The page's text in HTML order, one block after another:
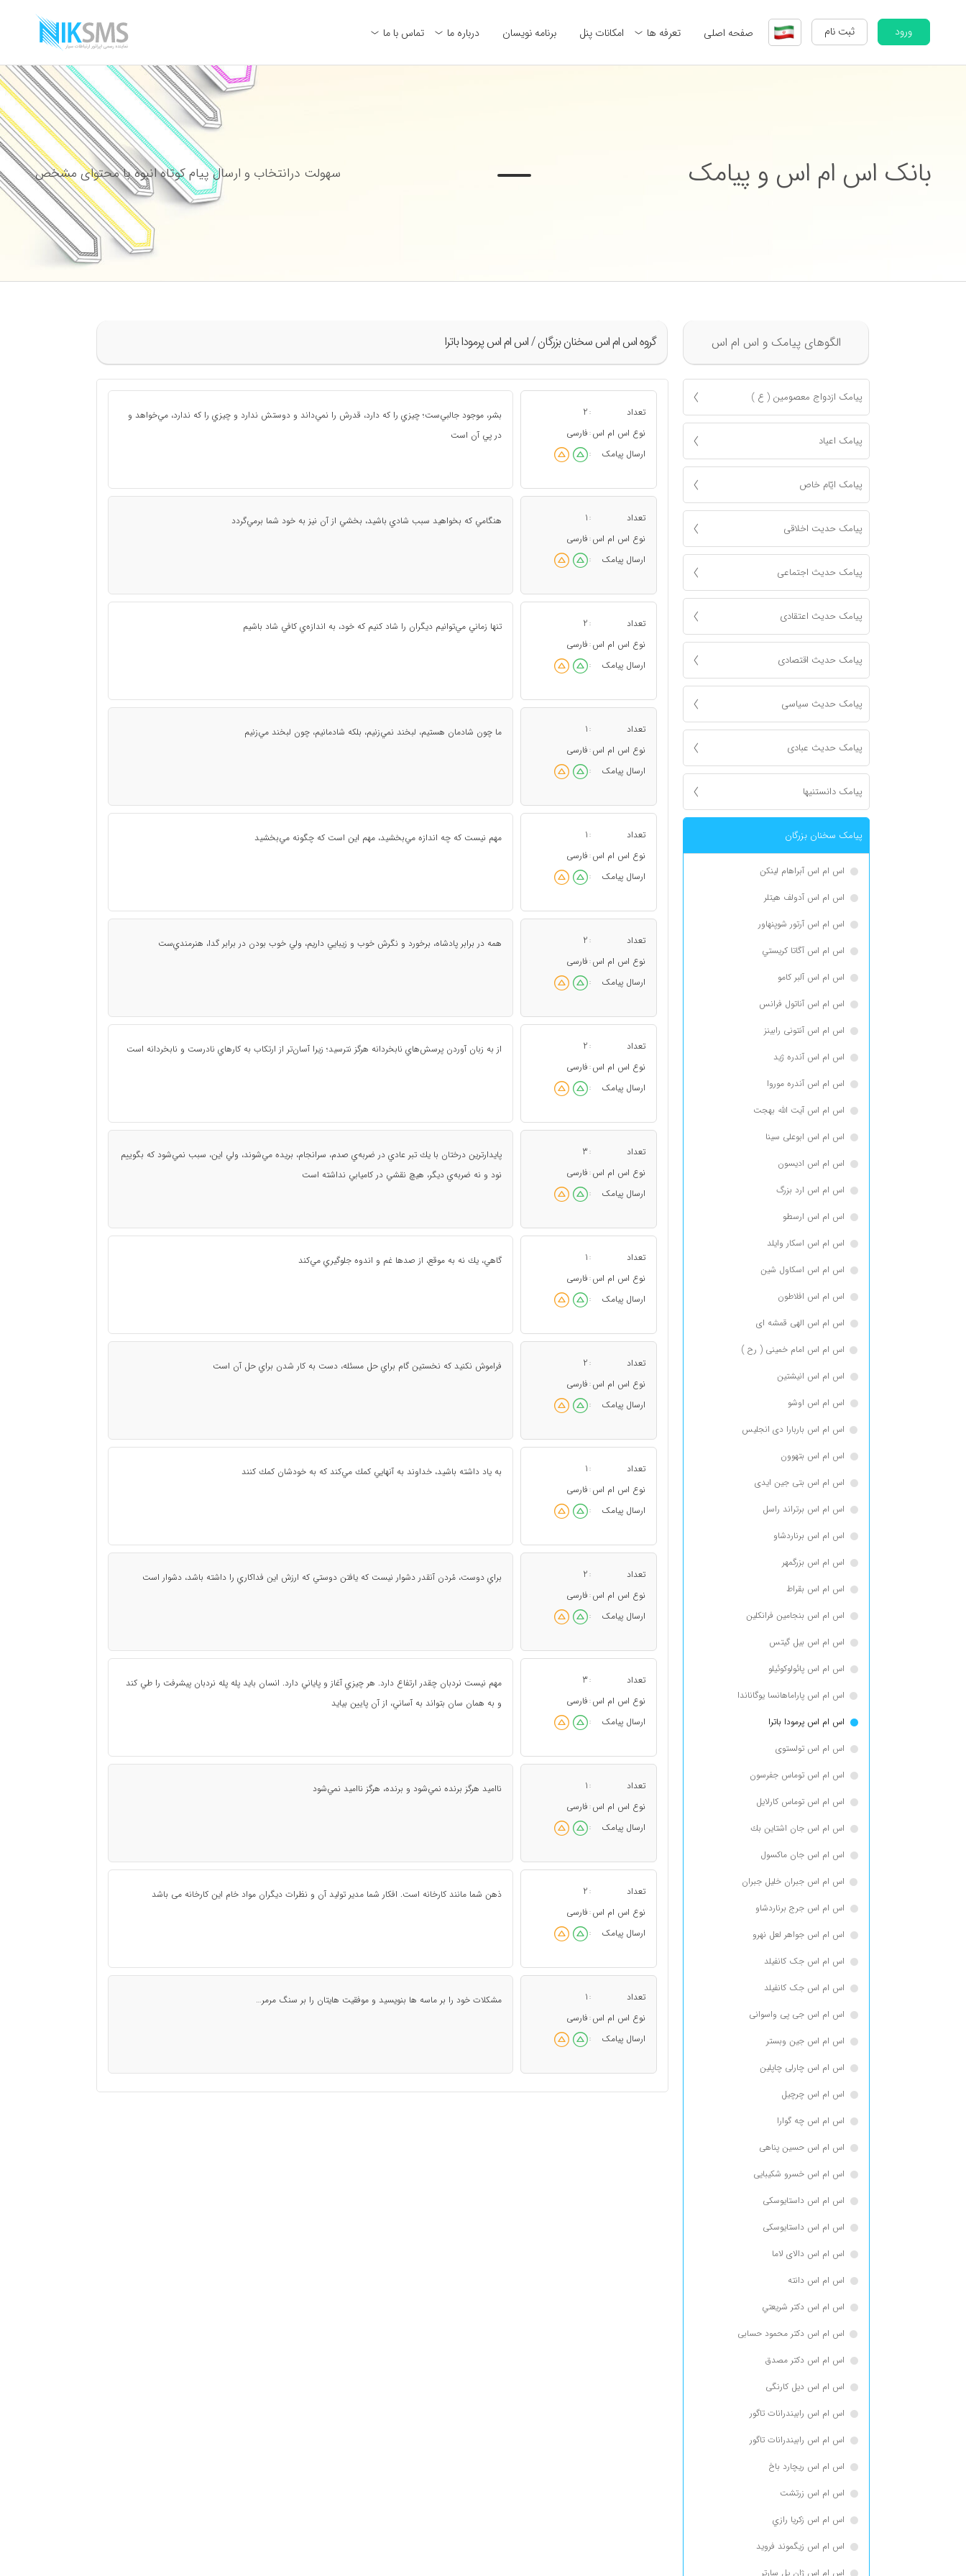
ورود ثبت نام صفحه اصلی تعرفه ها امکانات پنل برنامه نویسان درباره ما تماس با ما
بانک اس ام اس و پیامک سهولت درانتخاب و ارسال پیام کوتاه انبوه با محتوای مشخص
الگوهای پیامک و اس ام اس
پیامک ازدواج معصومين ( ع )
پیامک اعياد
پیامک ايّام خاص
پیامک حدیت اخلاقی
پیامک حدیث اجتماعی
پیامک حدیث اعتقادی
پیامک حدیث اقتصادی
پیامک حدیث سیاسی
پیامک حدیث عبادی
پیامک دانستنیها
پیامک سخنان بزرگان
اس ام اس آبراهام لینکن
اس ام اس آدولف هیتلر
اس ام اس آرتور شوپنهاور
اس ام اس آگاتا كريستي
اس ام اس آلبر کامو
اس ام اس آناتول فرانس
اس ام اس آنتونی رابینز
اس ام اس آندره ژید
اس ام اس آندره موروا
اس ام اس آیت الله بهجت
اس ام اس ابوعلی سینا
اس ام اس ادیسون
اس ام اس ارد بزرگ
اس ام اس ارسطو
اس ام اس اسكار وايلد
اس ام اس اسکاول شین
اس ام اس افلاطون
اس ام اس الهی قمشه ای
اس ام اس امام خمینی ( رح )
اس ام اس انيشتين
اس ام اس اوشو
اس ام اس باربارا دی انجلیس
اس ام اس بتهوون
اس ام اس بتی جین ایدی
اس ام اس برتراند راسل
اس ام اس برناردشاو
اس ام اس بزرگمهر
اس ام اس بقراط
اس ام اس بنجامین فرانكلین
اس ام اس بیل گیتس
اس ام اس پائولوکوئیلو
اس ام اس پاراماهانسا یوگاناندا
اس ام اس پرمودا باترا
اس ام اس تولستوی
اس ام اس توماس جفرسون
اس ام اس توماس كارلایل
اس ام اس جان اشتاین بك
اس ام اس جان ماکسول
اس ام اس جبران خلیل جبران
اس ام اس جرج برناردشاو
اس ام اس جواهر لعل نهرو
اس ام اس جک كانفيلد
اس ام اس جک کانفیلد
اس ام اس جی پی واسوانی
اس ام اس جین وبستر
اس ام اس چارلی چاپلین
اس ام اس چرچیل
اس ام اس چه گوارا
اس ام اس حسین پناهی
اس ام اس خسرو شکیبایی
اس ام اس داستایوسكی
اس ام اس داستایوسکی
اس ام اس دالای لاما
اس ام اس دانته
اس ام اس دكتر شريعتي
اس ام اس دکتر محمود حسابی
اس ام اس دکتر مصدق
اس ام اس دیل کارنگی
اس ام اس رابيندرانات تاگور
اس ام اس رابیندرانات تاگور
اس ام اس ریچارد باخ
اس ام اس زرتشت
اس ام اس زكريا رازي
اس ام اس زیگموند فروید
اس ام اس ژان پل سارتر
گروه اس ام اس سخنان بزرگان / اس ام اس پرمودا باترا
تعداد :
2
نوع اس ام اس : فارسی
ارسال پیامک
:
بشر، موجود جالبي‌ست؛ چيزي را كه دارد، قدرش را نمي‌داند و دوستش ندارد و چيزي را كه ندارد، مي‌خواهد و
در پي آن است
تعداد :
1
نوع اس ام اس : فارسی
ارسال پیامک
:
هنگامي كه بخواهيد سبب شادي باشيد، بخشي از آن نيز به خود شما برمي‌گردد
تعداد :
2
نوع اس ام اس : فارسی
ارسال پیامک
:
تنها زماني مي‌توانيم ديگران را شاد كنيم كه خود، به اندازه‌ي كافي شاد باشيم
تعداد :
1
نوع اس ام اس : فارسی
ارسال پیامک
:
ما چون شادمان هستيم، لبخند نمي‌زنيم، بلكه شادمانيم، چون لبخند مي‌زنيم
تعداد :
1
نوع اس ام اس : فارسی
ارسال پیامک
:
مهم نيست كه چه اندازه مي‌بخشيد، مهم اين است كه چگونه مي‌بخشيد
تعداد :
2
نوع اس ام اس : فارسی
ارسال پیامک
:
همه در برابر پادشاه، برخورد و نگرش خوب و زيبايي داريم، ولي خوب بودن در برابر گدا، هنرمندي‌ست
تعداد :
2
نوع اس ام اس : فارسی
ارسال پیامک
:
از به زبان آوردن پرسش‌هاي نابخردانه هرگز نترسيد؛ زيرا آسان‌تر از ارتكاب به كارهاي نادرست و نابخردانه است
تعداد :
3
نوع اس ام اس : فارسی
ارسال پیامک
:
پايدارترين درختان با يك تبر عادي در ضربه‌ي صدم، سرانجام، بريده مي‌شوند، ولي اين، سبب نمي‌شود كه بگوييم
نود و نه ضربه‌ي ديگر، هيچ نقشي در كاميابي نداشته است
تعداد :
1
نوع اس ام اس : فارسی
ارسال پیامک
:
گاهي، يك نه به موقع، از صدها غم و اندوه جلوگيري مي‌كند
تعداد :
2
نوع اس ام اس : فارسی
ارسال پیامک
:
فراموش نكنيد كه نخستين گام براي حل مسئله، دست به كار شدن براي حل آن است
تعداد :
1
نوع اس ام اس : فارسی
ارسال پیامک
:
به ياد داشته باشيد، خداوند به آنهايي كمك مي‌كند كه به خودشان كمك كنند
تعداد :
2
نوع اس ام اس : فارسی
ارسال پیامک
:
براي دوست، مُردن آنقدر دشوار نيست كه يافتن دوستي كه ارزش اين فداكاري را داشته باشد، دشوار است
تعداد :
3
نوع اس ام اس : فارسی
ارسال پیامک
:
مهم نيست نردبان چقدر ارتفاع دارد. هر چيزي آغاز و پاياني دارد. انسان بايد پله‌ پله نردبان پيشرفت را طي كند
و به همان سان بتواند به آساني، از آن پايين بيايد
تعداد :
1
نوع اس ام اس : فارسی
ارسال پیامک
:
نااميد هرگز برنده نمي‌شود و برنده، هرگز نااميد نمي‌شود
تعداد :
2
نوع اس ام اس : فارسی
ارسال پیامک
:
ذهن شما مانند کارخانه است. افکار شما مدیر تولید آن و نظرات دیگران مواد خام این کارخانه می باشد
تعداد :
1
نوع اس ام اس : فارسی
ارسال پیامک
:
مشكلات خود را بر ماسه ها بنويسيد و موفقيت هايتان را بر سنگ مرمر…